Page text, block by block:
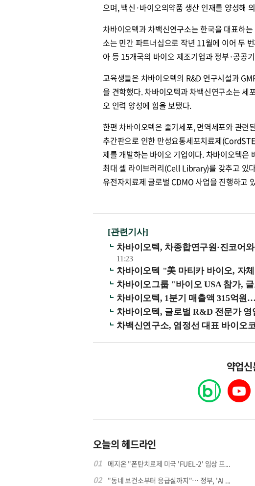
으며, 백신·바이오의약품 생산 인재를 양성해
차바이오텍과 차백신연구소는 한국을 대표하
소는 민간 파트너십으로 작년 11월에 이어 두
아 등 15개국의 바이오 제조기업과 정부·공공
교육생들은 차바이오텍의 R&D 연구시설과
을 견학했다. 차바이오텍과 차백신연구소는 세
오 인력 양성에 힘을 보탰다.
한편 차바이오텍은 줄기세포, 면역세포와 관
추간판으로 인한 만성요통세포치료제
제를 개발하는 바이오 기업이다. 차바이오텍은
최대 셀 라이브러리(Cell Library)를 갖추고 있
유전자치료제 글로벌 CDMO 사업을 진행하고
[관련기사]
차바이오텍, 차종합연구원·진코어
11:23
차바이오텍 "美 마티카 바이오, 자
차바이오그룹 "바이오 USA 참가,
차바이오텍, 1분기 매출액 315억원
차바이오텍, 글로벌 R&D 전문가
차백신연구소, 염정선 대표 바이오
약업
오늘의 헤드라인
01 메지온 "폰탄치료제 미국 'FUEL-2' 임상 프...
02 "동네 보건소부터 응급실까지"… 정부, 'AI ...